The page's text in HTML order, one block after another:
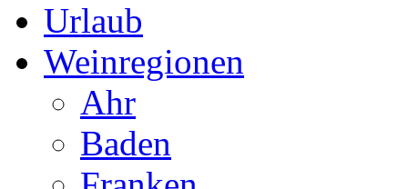
Urlaub
Weinregionen
Ahr
Baden